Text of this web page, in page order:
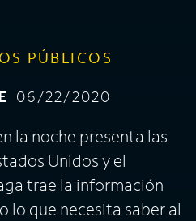
PÚBLICOS
06/22/2020
la noche presenta las
Unidos y el
trae la información
lo que necesita saber al